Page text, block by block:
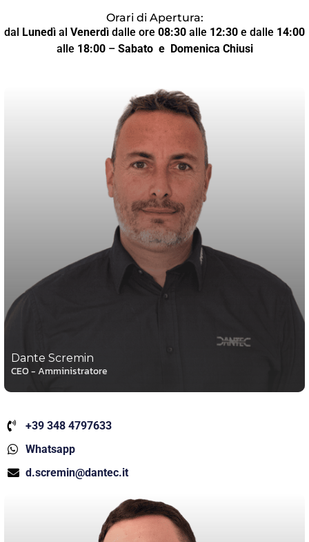
Orari di Apertura:
dal Lunedì al Venerdì dalle ore 08:30 alle 12:30 e dalle 14:00
alle 18:00– Sabato e Domenica Chiusi
Dante Scremin
CEO - Amministratore
+39 348 4797633
Whatsapp
d.scremin@dantec.it